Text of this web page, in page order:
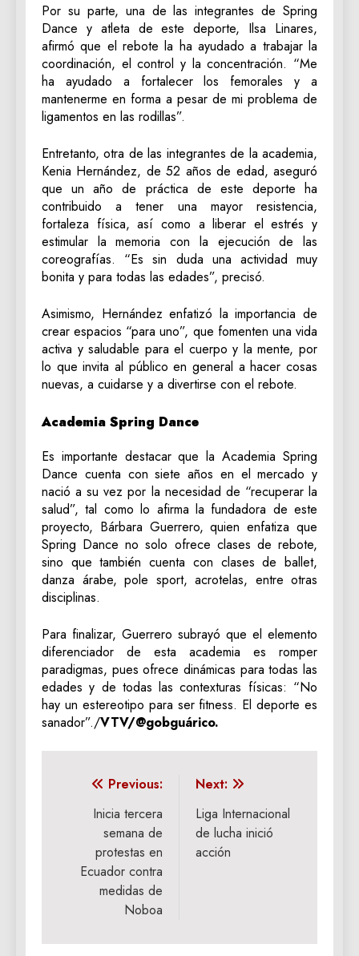
Por su parte, una de las integrantes de Spring
Dance y atleta de este deporte, Ilsa Linares,
afirmó que el rebote la ha ayudado a trabajar la
coordinación, el control y la concentración. “Me
ha ayudado a fortalecer los femorales y a
mantenerme en forma a pesar de mi problema de
ligamentos en las rodillas”.
Entretanto, otra de las integrantes de la academia,
Kenia Hernández, de 52 años de edad, aseguró
que un año de práctica de este deporte ha
contribuido a tener una mayor resistencia,
fortaleza física, así como a liberar el estrés y
estimular la memoria con la ejecución de las
coreografías. “Es sin duda una actividad muy
bonita y para todas las edades”, precisó.
Asimismo, Hernández enfatizó la importancia de
crear espacios “para uno”, que fomenten una vida
activa y saludable para el cuerpo y la mente, por
lo que invita al público en general a hacer cosas
nuevas, a cuidarse y a divertirse con el rebote.
Academia Spring Dance
Es importante destacar que la Academia Spring
Dance cuenta con siete años en el mercado y
nació a su vez por la necesidad de “recuperar la
salud”, tal como lo afirma la fundadora de este
proyecto, Bárbara Guerrero, quien enfatiza que
Spring Dance no solo ofrece clases de rebote,
sino que también cuenta con clases de ballet,
danza árabe, pole sport, acrotelas, entre otras
disciplinas.
Para finalizar, Guerrero subrayó que el elemento
diferenciador de esta academia es romper
paradigmas, pues ofrece dinámicas para todas las
edades y de todas las contexturas físicas: “No
hay un estereotipo para ser fitness. El deporte es
sanador”./VTV/@gobguárico.
Navegación
entradas
Previous:
Inicia tercera
semana de
protestas en
Ecuador contra
medidas de
Noboa
Next:
Liga Internacional
de lucha inició
acción